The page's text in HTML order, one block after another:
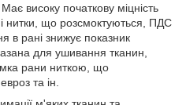
високу початкову міцність
нитки, що розсмоктуються, ПДС
в рані знижує показник
для ушивання тканин,
рани ниткою, що
та ін.